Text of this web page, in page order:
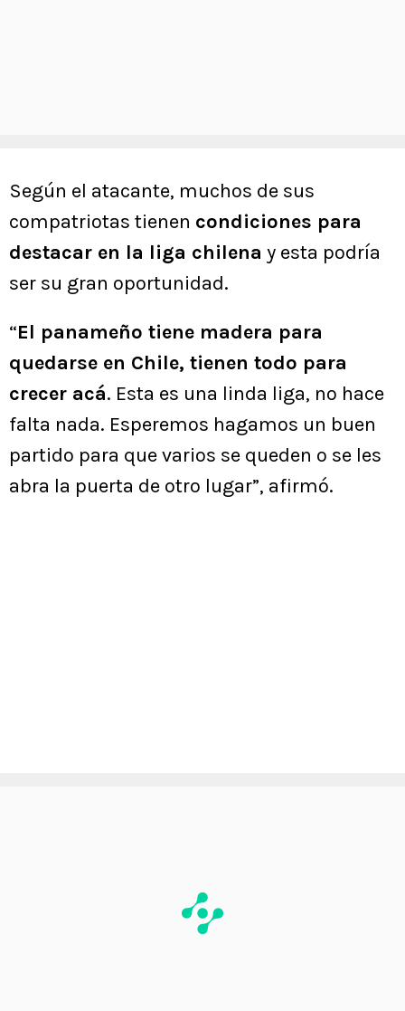
Según el atacante, muchos de sus
compatriotas tienen condiciones para
destacar en la liga chilena y esta podría
ser su gran oportunidad.
“El panameño tiene madera para
quedarse en Chile, tienen todo para
crecer acá. Esta es una linda liga, no hace
falta nada. Esperemos hagamos un buen
partido para que varios se queden o se les
abra la puerta de otro lugar”, afirmó.